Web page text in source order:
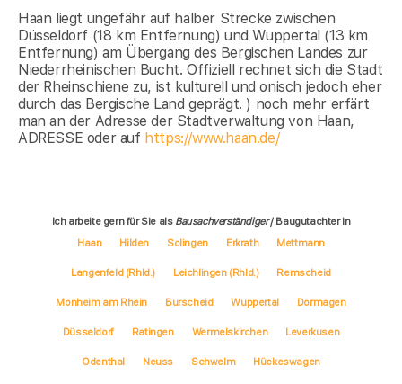
Haan liegt ungefähr auf halber Strecke zwischen
Düsseldorf (18 km Entfernung) und Wuppertal (13 km
Entfernung) am Übergang des Bergischen Landes zur
Niederrheinischen Bucht. Offiziell rechnet sich die Stadt
der Rheinschiene zu, ist kulturell und onisch jedoch eher
durch das Bergische Land geprägt. ) noch mehr erfärt
man an der Adresse der Stadtverwaltung von Haan,
ADRESSE oder auf https://www.haan.de/
Ich arbeite gern für Sie als Bausachverständiger/ Baugutachter in
Haan
Hilden Solingen Erkrath Mettmann
Langenfeld (Rhld.) Leichlingen (Rhld.) Remscheid
Monheim am Rhein Burscheid Wuppertal Dormagen
Düsseldorf Ratingen Wermelskirchen Leverkusen
Odenthal Neuss Schwelm Hückeswagen